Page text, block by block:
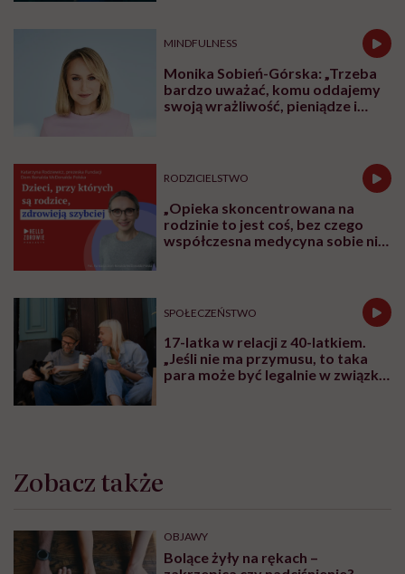
MINDFULNESS
Monika Sobień-Górska: „Trzeba
bardzo uważać, komu oddajemy
swoją wrażliwość, pieniądze i
RODZICIELSTWO
„Opieka skoncentrowana na
rodzinie to jest coś, bez czego
współczesna medycyna sobie nie
SPOŁECZEŃSTWO
17-latka w relacji z 40-latkiem.
„Jeśli nie ma przymusu, to taka
para może być legalnie w związku.
Zobacz także
OBJAWY
Bolące żyły na rękach –